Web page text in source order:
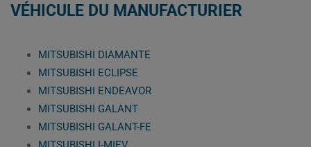
VÉHICULE DU MANUFACTURIER
MITSUBISHI DIAMANTE
MITSUBISHI ECLIPSE
MITSUBISHI ENDEAVOR
MITSUBISHI GALANT
MITSUBISHI GALANT-FE